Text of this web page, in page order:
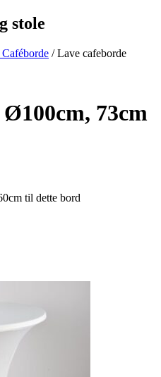
stole
/ Lave cafeborde
73cm
til dette bord